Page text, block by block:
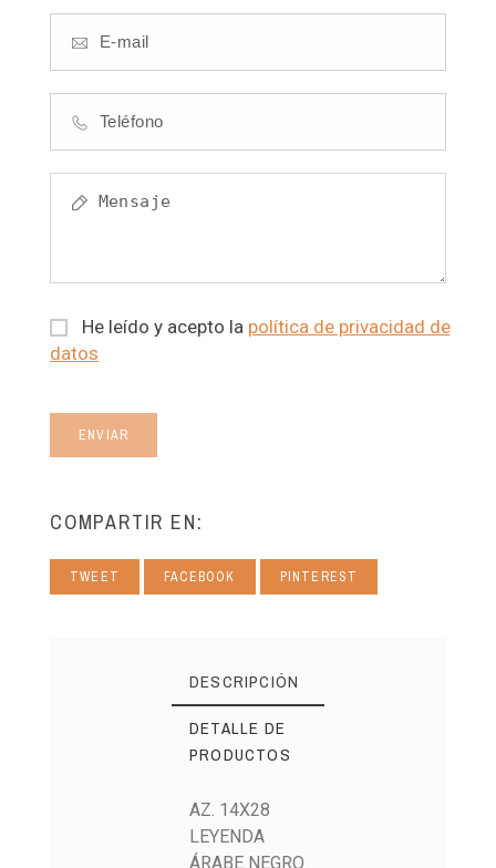
He leído y acepto la política de privacidad de
datos
ENVIAR
COMPARTIR EN:
TWEET FACEBOOK PINTEREST
DESCRIPCIÓN
DETALLE DE
PRODUCTOS
AZ. 14X28
LEYENDA
ÁRABE NEGRO